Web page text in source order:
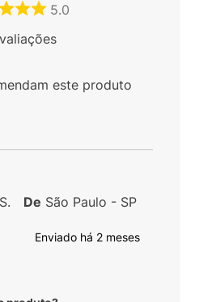
5.0
este produto
Enviado há 2 meses
De São Paulo - SP